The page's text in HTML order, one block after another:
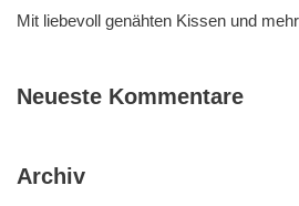
Mit liebevoll genähten Kissen und
Neueste Kommentare
Archiv